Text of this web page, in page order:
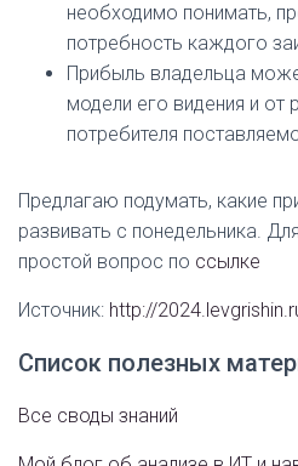
необходимо понимать,
потребность каждого
Прибыль владельца
модели его видения и от
потребителя
Предлагаю подумать, какие
развивать с понедельника.
простой вопрос по ссылке
Источник: http://
Список полезных
Все своды знаний